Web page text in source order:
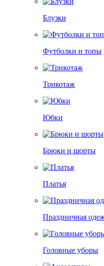
Блузки
Футболки и топы
Трикотаж
Юбки
Брюки и шорты
Платья
Праздничная
Головные уборы